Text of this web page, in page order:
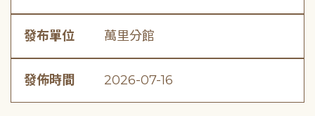
發布單位 萬里分館
發佈時間 2026-07-16